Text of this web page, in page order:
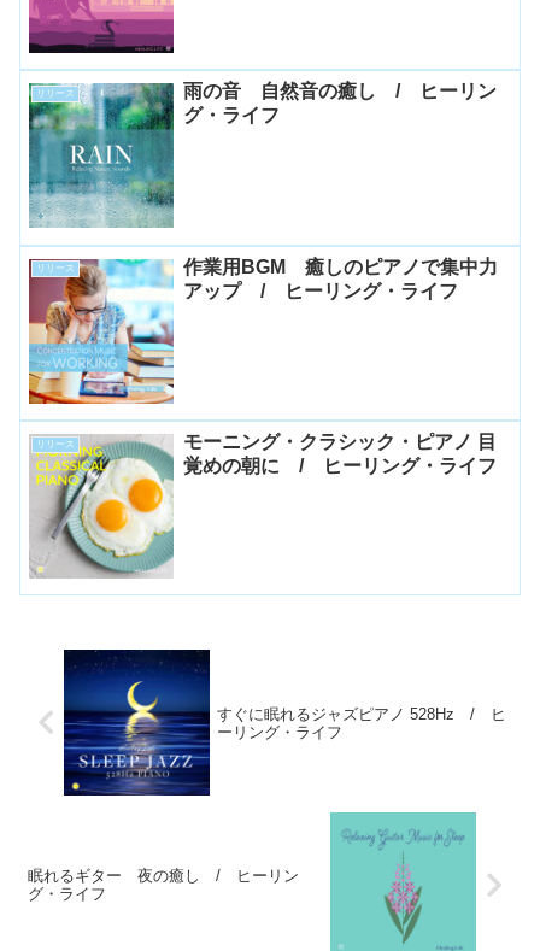
リリース
雨の音 自然音の癒し / ヒーリン
グ・ライフ
リリース
作業用BGM 癒しのピアノで集中力
アップ / ヒーリング・ライフ
リリース
モーニング・クラシック・ピアノ 目
覚めの朝に / ヒーリング・ライフ
すぐに眠れるジャズピアノ 528Hz / ヒ
ーリング・ライフ
眠れるギター 夜の癒し / ヒーリン
グ・ライフ